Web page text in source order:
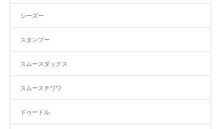
シーズー
スタンプー
スムースダックス
スムースチワワ
ドゥードル